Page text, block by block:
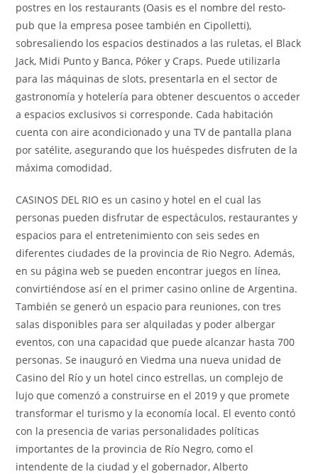
postres en los restaurants (Oasis es el nombre del resto-
pub que la empresa posee también en Cipolletti),
sobresaliendo los espacios destinados a las ruletas, el Black
Jack, Midi Punto y Banca, Póker y Craps. Puede utilizarla
para las máquinas de slots, presentarla en el sector de
gastronomía y hotelería para obtener descuentos o acceder
a espacios exclusivos si corresponde. Cada habitación
cuenta con aire acondicionado y una TV de pantalla plana
por satélite, asegurando que los huéspedes disfruten de la
máxima comodidad.
CASINOS DEL RIO es un casino y hotel en el cual las
personas pueden disfrutar de espectáculos, restaurantes y
espacios para el entretenimiento con seis sedes en
diferentes ciudades de la provincia de Rio Negro. Además,
en su página web se pueden encontrar juegos en línea,
convirtiéndose así en el primer casino online de Argentina.
También se generó un espacio para reuniones, con tres
salas disponibles para ser alquiladas y poder albergar
eventos, con una capacidad que puede alcanzar hasta 700
personas. Se inauguró en Viedma una nueva unidad de
Casino del Río y un hotel cinco estrellas, un complejo de
lujo que comenzó a construirse en el 2019 y que promete
transformar el turismo y la economía local. El evento contó
con la presencia de varias personalidades políticas
importantes de la provincia de Río Negro, como el
intendente de la ciudad y el gobernador, Alberto